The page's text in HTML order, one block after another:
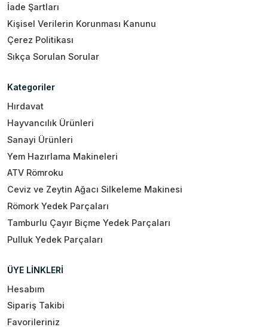
İade Şartları
Kişisel Verilerin Korunması Kanunu
Çerez Politikası
Sıkça Sorulan Sorular
Kategoriler
Hırdavat
Hayvancılık Ürünleri
Sanayi Ürünleri
Yem Hazırlama Makineleri
ATV Römroku
Ceviz ve Zeytin Ağacı Silkeleme Makinesi
Römork Yedek Parçaları
Tamburlu Çayır Biçme Yedek Parçaları
Pulluk Yedek Parçaları
ÜYE LİNKLERİ
Hesabım
Sipariş Takibi
Favorileriniz